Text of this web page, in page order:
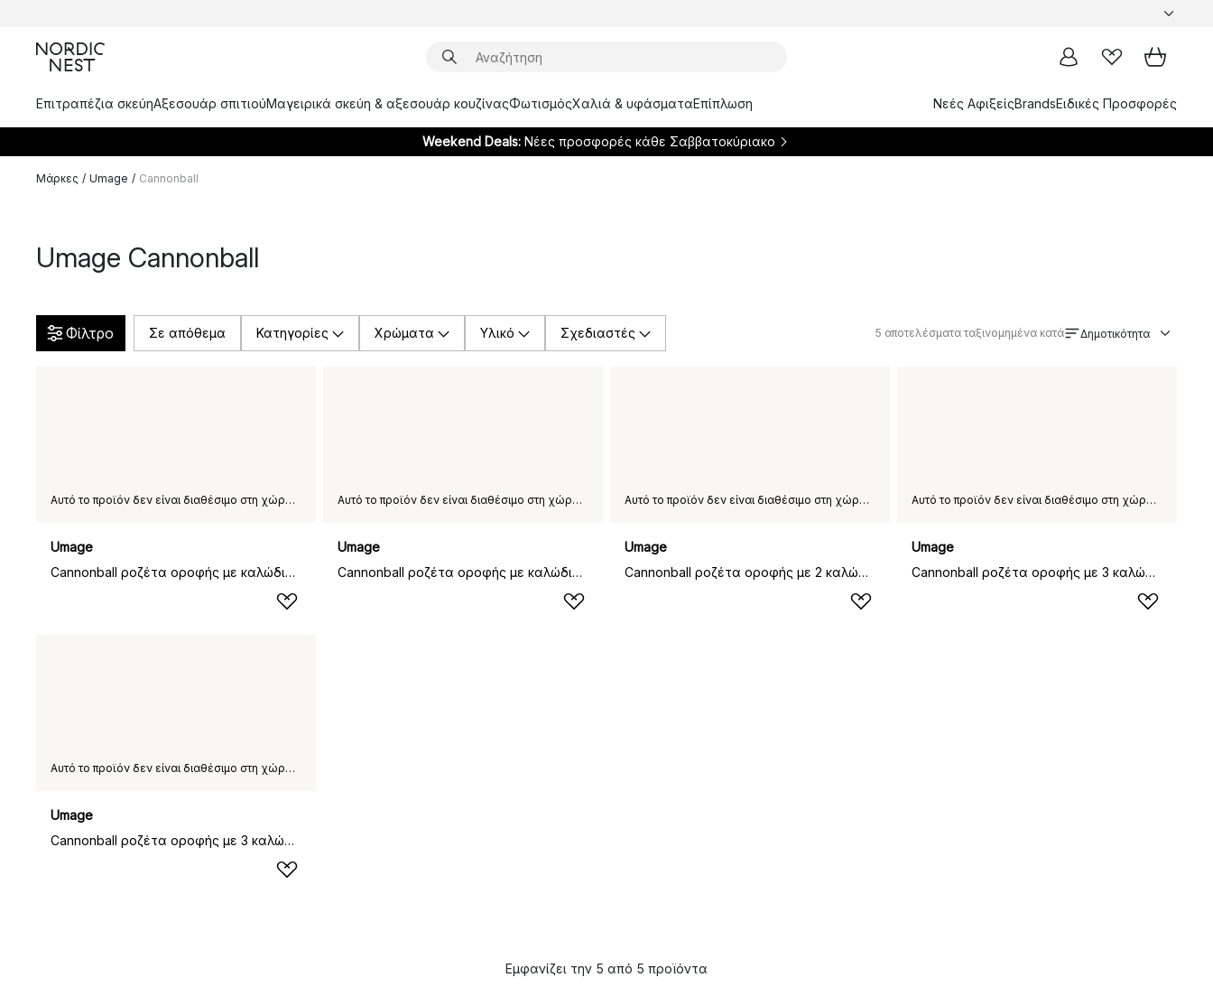
Επιτραπέζια σκεύηΑξεσουάρ σπιτιούΜαγειρικά σκεύη & αξεσουάρ κουζίναςΦωτισμόςΧαλιά & υφάσματαΕπίπλωση Νεές ΑφιξείςBrandsΕιδικές Προσφορές
Weekend Deals: Νέες προσφορές κάθε Σαββατοκύριακο
Μάρκες / Umage / Cannonball
Umage Cannonball
Φίλτρο Σε απόθεμα Κατηγορίες Χρώματα Υλικό Σχεδιαστές 5 αποτελέσματα ταξινομημένα κατά Δημοτικότητα
Αυτό το προϊόν δεν είναι διαθέσιμο στη χώρα παράδοσης που έχετε επιλέξει.
Umage
Cannonball ροζέτα οροφής με καλώδιο, λευκό
Αυτό το προϊόν δεν είναι διαθέσιμο στη χώρα παράδοσης που έχετε επιλέξει.
Umage
Cannonball ροζέτα οροφής με καλώδιο, μαύρο
Αυτό το προϊόν δεν είναι διαθέσιμο στη χώρα παράδοσης που έχετε επιλέξει.
Umage
Cannonball ροζέτα οροφής με 2 καλώδια, μαύρο
Αυτό το προϊόν δεν είναι διαθέσιμο στη χώρα παράδοσης που έχετε επιλέξει.
Umage
Cannonball ροζέτα οροφής με 3 καλώδια, λευκό
Αυτό το προϊόν δεν είναι διαθέσιμο στη χώρα παράδοσης που έχετε επιλέξει.
Umage
Cannonball ροζέτα οροφής με 3 καλώδια, μαύρο
Εμφανίζει την 5 από 5 προϊόντα